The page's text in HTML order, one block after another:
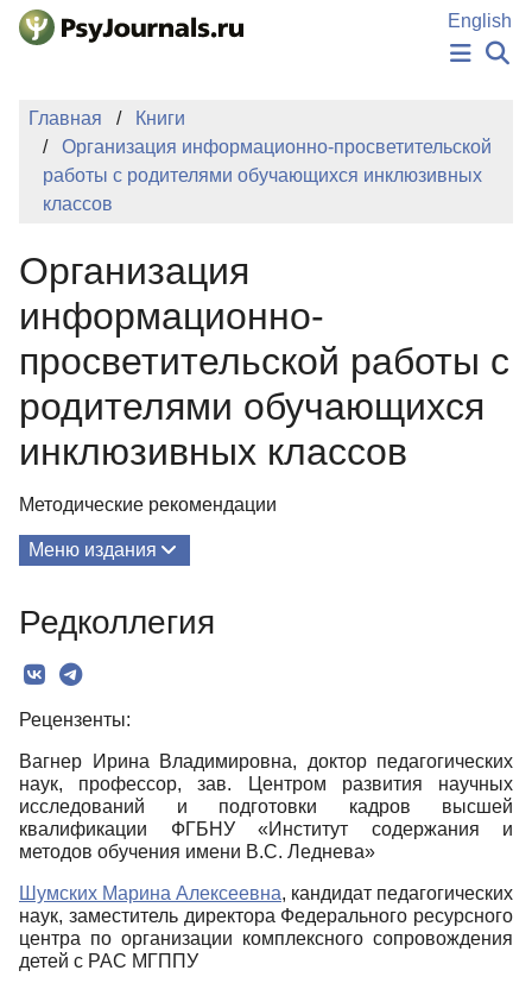
Перейти к основному содержанию
English
АВТОРЫ
ПОДАТЬ РУКОПИСЬ
Регистрация
Главная
Книги
Организация информационно-просветительской
работы с родителями обучающихся инклюзивных
классов
Организация
информационно-
просветительской работы с
родителями обучающихся
инклюзивных классов
Методические рекомендации
Меню издания
Редколлегия
Текст
Редколлегия
Рецензенты:
Вагнер Ирина Владимировна, доктор педагогических
наук, профессор, зав. Центром развития научных
исследований и подготовки кадров высшей
квалификации ФГБНУ «Институт содержания и
методов обучения имени В.С. Леднева»
Шумских Марина Алексеевна, кандидат педагогических
наук, заместитель директора Федерального ресурсного
центра по организации комплексного сопровождения
детей с РАС МГППУ